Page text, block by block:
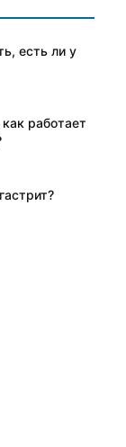
есть ли у
работает